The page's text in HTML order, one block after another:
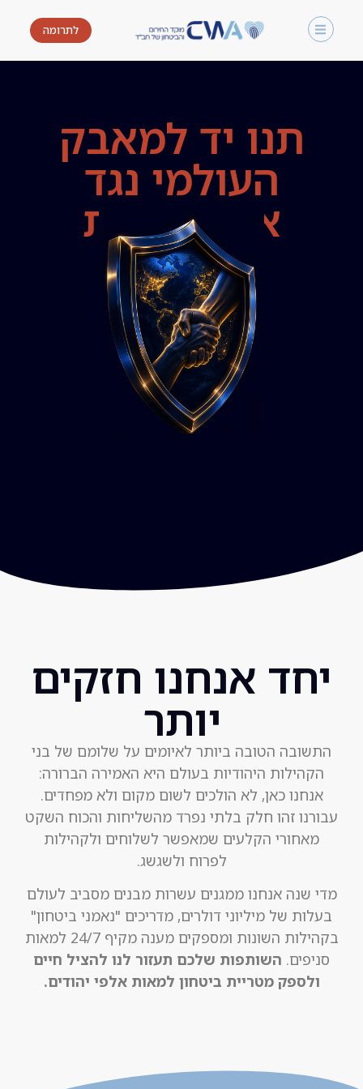
לתרומה
תנו יד למאבק
העולמי נגד
א ישמיו ת
יחד אנחנו חזקים
יותר
התשובה הטובה ביותר לאיומים על שלומם של בני
הקהילות היהודיות בעולם היא האמירה הברורה:
אנחנו כאן, לא הולכים לשום מקום ולא מפחדים.
עבורנו זהו חלק בלתי נפרד מהשליחות והכוח השקט
מאחורי הקלעים שמאפשר לשלוחים ולקהילות
לפרוח ולשגשג.
מדי שנה אנחנו ממגנים עשרות מבנים מסביב לעולם
בעלות של מיליוני דולרים, מדריכים "נאמני ביטחון"
בקהילות השונות ומספקים מענה מקיף 24/7 למאות
סניפים. השותפות שלכם תעזור לנו להציל חיים
ולספק מטריית ביטחון למאות אלפי יהודים.